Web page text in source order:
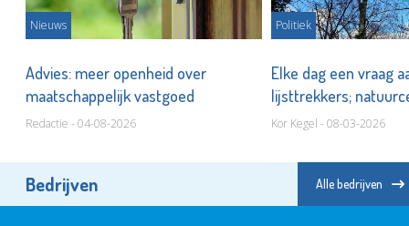
Nieuws
Advies: meer openheid over
maatschappelijk vastgoed
Redactie - 04-08-2026
Politiek
Elke dag een vraag
lijsttrekkers;
Boshoek
Kor Kegel - 08-03-2026
Bedrijven Alle bedrijven